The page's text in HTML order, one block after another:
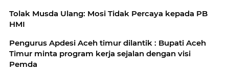
Tolak Musda Ulang: Mosi Tidak Percaya kepada PB
HMI
Pengurus Apdesi Aceh timur dilantik : Bupati Aceh
Timur minta program kerja sejalan dengan visi
Pemda